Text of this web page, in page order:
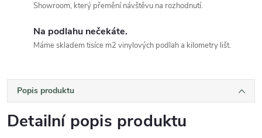
Showroom, který přemění návštěvu na rozhodnutí.
Na podlahu nečekáte.
Máme skladem tisíce m2 vinylových podlah a kilometry lišt.
Popis produktu
Detailní popis produktu